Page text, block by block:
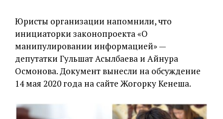
Юристы организации напомнили, что
инициаторки законопроекта «О
манипулировании информацией» —
депутатки Гульшат Асылбаева и Айнура
Осмонова. Документ вынесли на обсуждение
14 мая 2020 года на сайте Жогорку Кенеша.